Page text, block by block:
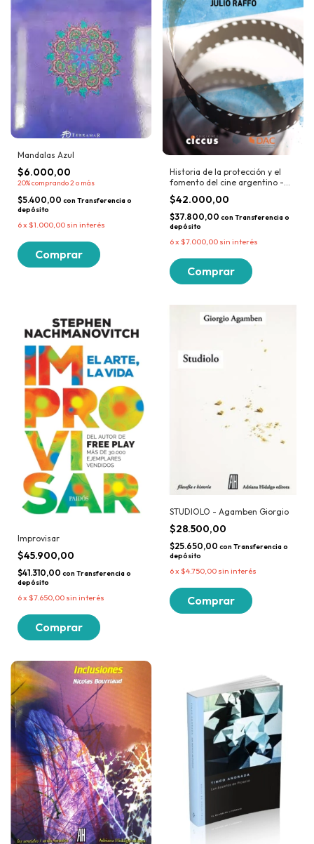
Mandalas Azul
$6.000,00
20%comprando 2 o más
$5.400,00 con Transferencia o
depósito
6x $1.000,00 sin interés
Historia de la protección y el
fomento del cine argentino -
JULIO RAFFO
$42.000,00
$37.800,00 con Transferencia o
depósito
6x $7.000,00 sin interés
Improvisar
$45.900,00
$41.310,00 con Transferencia o
depósito
6x $7.650,00 sin interés
STUDIOLO - Agamben Giorgio
$28.500,00
$25.650,00 con Transferencia o
depósito
6x $4.750,00 sin interés